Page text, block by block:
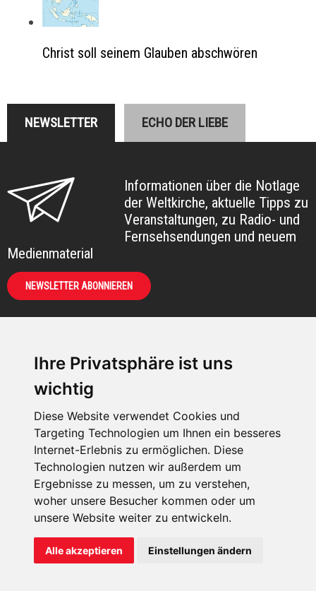
Ihre Privatsphäre ist uns
wichtig
Diese Website verwendet Cookies und
Targeting Technologien um Ihnen ein besseres
Internet-Erlebnis zu ermöglichen. Diese
Technologien nutzen wir außerdem um
Ergebnisse zu messen, um zu verstehen,
woher unsere Besucher kommen oder um
unsere Website weiter zu entwickeln.
Alle akzeptieren Einstellungen ändern
Christ soll seinem Glauben abschwören
NEWSLETTER ECHO DER LIEBE
Informationen über die Notlage
der Weltkirche, aktuelle Tipps zu
Veranstaltungen, zu Radio- und
Fernsehsendungen und neuem
Medienmaterial
NEWSLETTER ABONNIEREN
KIRCHE IN NOT -
Österreich
Weimarer Straße 104/3
1190 Wien
kin@kircheinnot.at
KIN weltweit